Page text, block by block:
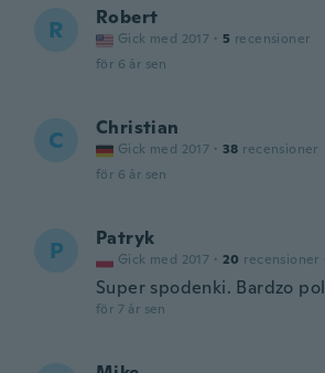
R Robert
Gick med 2017 · 5 recensioner
för 6 år sen
C Christian
Gick med 2017 · 38 recensioner
för 6 år sen
P Patryk
Gick med 2017 · 20 recensioner
Super spodenki. Bardzo
för 7 år sen